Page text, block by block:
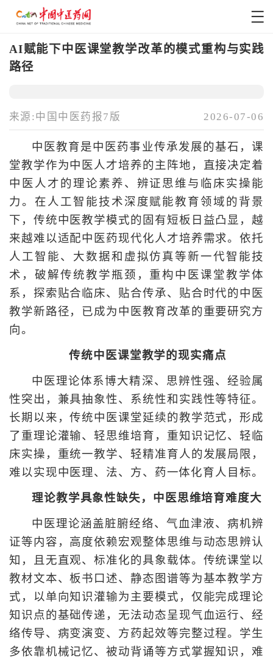
AI赋能下中医课堂教学改革的模式重构与实践
路径
来源:中国中医药报7版 2026-07-06
中医教育是中医药事业传承发展的基石，课
堂教学作为中医人才培养的主阵地，直接决定着
中医人才的理论素养、辨证思维与临床实操能
力。在人工智能技术深度赋能教育领域的背景
下，传统中医教学模式的固有短板日益凸显，越
来越难以适配中医药现代化人才培养需求。依托
人工智能、大数据和虚拟仿真等新一代智能技
术，破解传统教学瓶颈，重构中医课堂教学体
系，探索贴合临床、贴合传承、贴合时代的中医
教学新路径，已成为中医教育改革的重要研究方
向。
传统中医课堂教学的现实痛点
中医理论体系博大精深、思辨性强、经验属
性突出，兼具抽象性、系统性和实践性等特征。
长期以来，传统中医课堂延续的教学范式，形成
了重理论灌输、轻思维培育，重知识记忆、轻临
床实操，重统一教学、轻精准育人的发展局限，
难以实现中医理、法、方、药一体化育人目标。
理论教学具象性缺失，中医思维培育难度大
中医理论涵盖脏腑经络、气血津液、病机辨
证等内容，高度依赖宏观整体思维与动态思辨认
知，且无直观、标准化的具象载体。传统课堂以
教材文本、板书口述、静态图谱等为基本教学方
式，以单向知识灌输为主要模式，仅能完成理论
知识点的基础传递，无法动态呈现气血运行、经
络传导、病变演变、方药起效等完整过程。学生
多依靠机械记忆、被动背诵等方式掌握知识，难